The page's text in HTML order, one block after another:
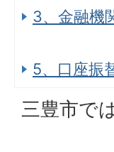
3、金融機
5、口座振
三豊市で